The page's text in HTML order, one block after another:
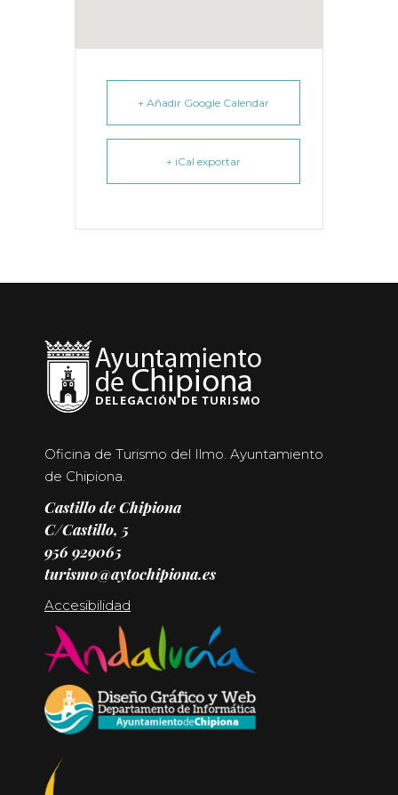
+ Añadir Google Calendar
+ iCal exportar
Oficina de Turismo del Ilmo. Ayuntamiento
de Chipiona.
Castillo de Chipiona
C/Castillo, 5
956 929065
turismo@aytochipiona.es
Accesibilidad